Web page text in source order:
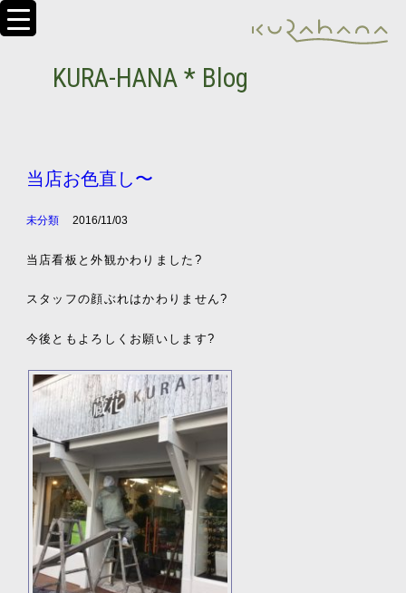
KURA-HANA * Blog
当店お色直し〜
未分類 2016/11/03
当店看板と外観かわりました?
スタッフの顔ぶれはかわりません?
今後ともよろしくお願いします?